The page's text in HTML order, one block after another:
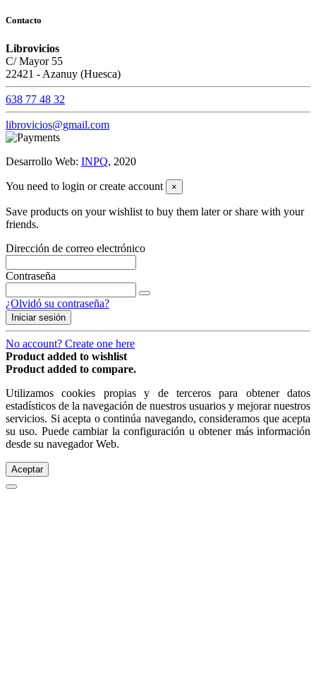
Contacto
Librovicios
C/ Mayor 55
22421 - Azanuy (Huesca)
638 77 48 32
librovicios@gmail.com
Desarrollo Web: INPQ, 2020
You need to login or create account ×
Save products on your wishlist to buy them later or share with your
friends.
Dirección de correo electrónico
Contraseña
¿Olvidó su contraseña?
Iniciar sesión
No account? Create one here
Product added to wishlist
Product added to compare.
Utilizamos cookies propias y de terceros para obtener datos
estadísticos de la navegación de nuestros usuarios y mejorar nuestros
servicios. Si acepta o continúa navegando, consideramos que acepta
su uso. Puede cambiar la configuración u obtener más información
desde su navegador Web.
Aceptar